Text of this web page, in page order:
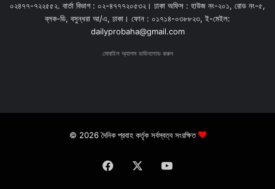
০২৪৭৭-৭২২৫৫২. বার্তা বিভাগ : ০২-৪৭৭৭২০৫৩২। ঢাকা অফিস : হাউজ নং-২০১, রোড নং-৫,
ব্লক-ডি, বসুন্ধরা আ/এ, ঢাকা। ফোন : ০১৭১৪-০৩৮৮২৩, ই-মেইল:
dailyprobaha@gmail.com
মোবাইল অ্যাপস ডাউনলোড করুন
© 2026 দৈনিক প্রবাহ কর্তৃক সর্বস্বত্ব সংরক্ষিত
Facebook